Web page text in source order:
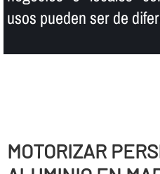
usos pueden ser de
MOTORIZAR